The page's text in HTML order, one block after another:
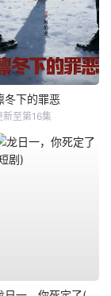
冬下的罪恶
新至第16集